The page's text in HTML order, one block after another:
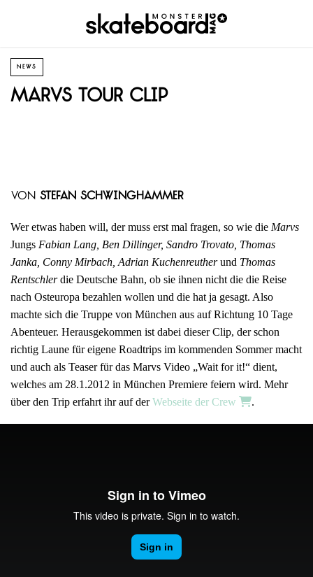
NEWS
Marvs Tour Clip
von Stefan Schwinghammer
Wer etwas haben will, der muss erst mal fragen, so wie die Marvs
Jungs Fabian Lang, Ben Dillinger, Sandro Trovato, Thomas
Janka, Conny Mirbach, Adrian Kuchenreutherund Thomas
Rentschlerdie Deutsche Bahn, ob sie ihnen nicht die die Reise
nach Osteuropa bezahlen wollen und die hat ja gesagt. Also
machte sich die Truppe von München aus auf Richtung 10 Tage
Abenteuer. Herausgekommen ist dabei dieser Clip, der schon
richtig Laune für eigene Roadtrips im kommenden Sommer macht
und auch als Teaser für das Marvs Video „Wait for it!“ dient,
welches am 28.1.2012 in München Premiere feiern wird. Mehr
über den Trip erfahrt ihr auf derWebseite der Crew .